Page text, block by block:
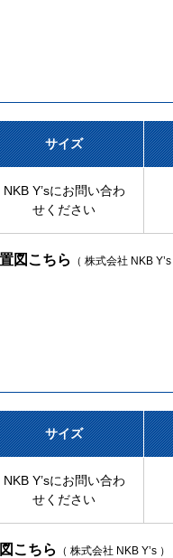
サイズ
NKB Y’sにお問い合わ
せください
図こちら （ 株式会社 NKB Y’s
サイズ
NKB Y’sにお問い合わ
せください
こちら （ 株式会社 NKB Y’s ）